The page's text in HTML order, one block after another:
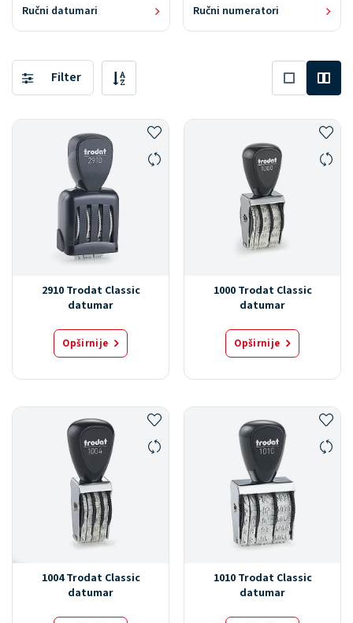
Ručni datumari Ručni numeratori
Filter
2910 Trodat Classic
datumar
Opširnije
1000 Trodat Classic
datumar
Opširnije
1004 Trodat Classic
datumar
1010 Trodat Classic
datumar